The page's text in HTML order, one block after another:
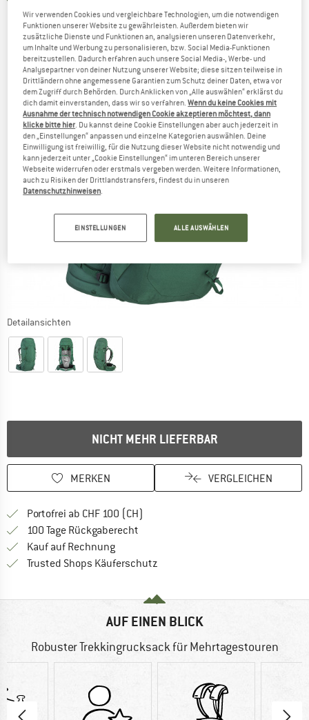
Detailansichten
NICHT MEHR LIEFERBAR
MERKEN VERGLEICHEN
Portofrei ab CHF 100 (CH)
100 Tage Rückgaberecht
Kauf auf RechnungFinde die Zahlungs-Infos hier! Öffnet
Trusted Shops Käuferschutz
AUF EINEN BLICK
Robuster Trekkingrucksack für Mehrtagestouren
Wir verwenden Cookies und vergleichbare Technologien, um die notwendigen
Funktionen unserer Website zu gewährleisten. Außerdem bieten wir
zusätzliche Dienste und Funktionen an, analysieren unseren Datenverkehr,
um Inhalte und Werbung zu personalisieren, bzw. Social Media-Funktionen
bereitzustellen. Dadurch erfahren auch unsere Social Media-, Werbe- und
Analysepartner von deiner Nutzung unserer Website; diese sitzen teilweise in
Drittländern ohne angemessene Garantien zum Schutz deiner Daten, etwa vor
dem Zugriff durch Behörden. Durch Anklicken von „Alle auswählen“ erklärst du
dich damit einverstanden, dass wir so verfahren.Wenn du keine Cookies mit
Ausnahme der technisch notwendigen Cookie akzeptieren möchtest, dann
klicke bitte hier . Du kannst deine Cookie Einstellungen aber auch jederzeit in
den „Einstellungen“ anpassen und einzelne Kategorien auswählen. Deine
Einwilligung ist freiwillig, für die Nutzung dieser Website nicht notwendig und
kann jederzeit unter „Cookie Einstellungen“ im unteren Bereich unserer
Webseite widerrufen oder erstmals vergeben werden. Weitere Informationen,
auch zu Risiken der Drittlandstransfers, findest du in unseren
Datenschutzhinweisen
EINSTELLUNGEN ALLE AUSWÄHLEN